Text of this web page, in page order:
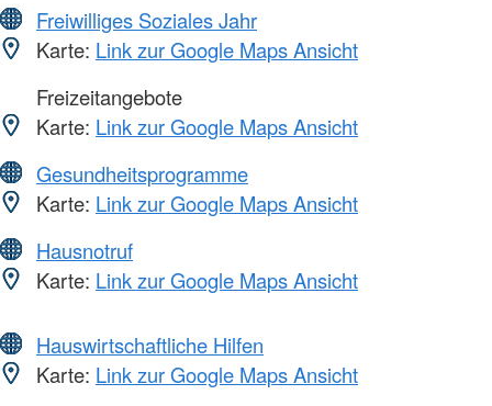
Freiwilliges Soziales Jahr
Karte: Link zur Google Maps Ansicht
Freizeitangebote
Karte: Link zur Google Maps Ansicht
Gesundheitsprogramme
Karte: Link zur Google Maps Ansicht
Hausnotruf
Karte: Link zur Google Maps Ansicht
Hauswirtschaftliche Hilfen
Karte: Link zur Google Maps Ansicht